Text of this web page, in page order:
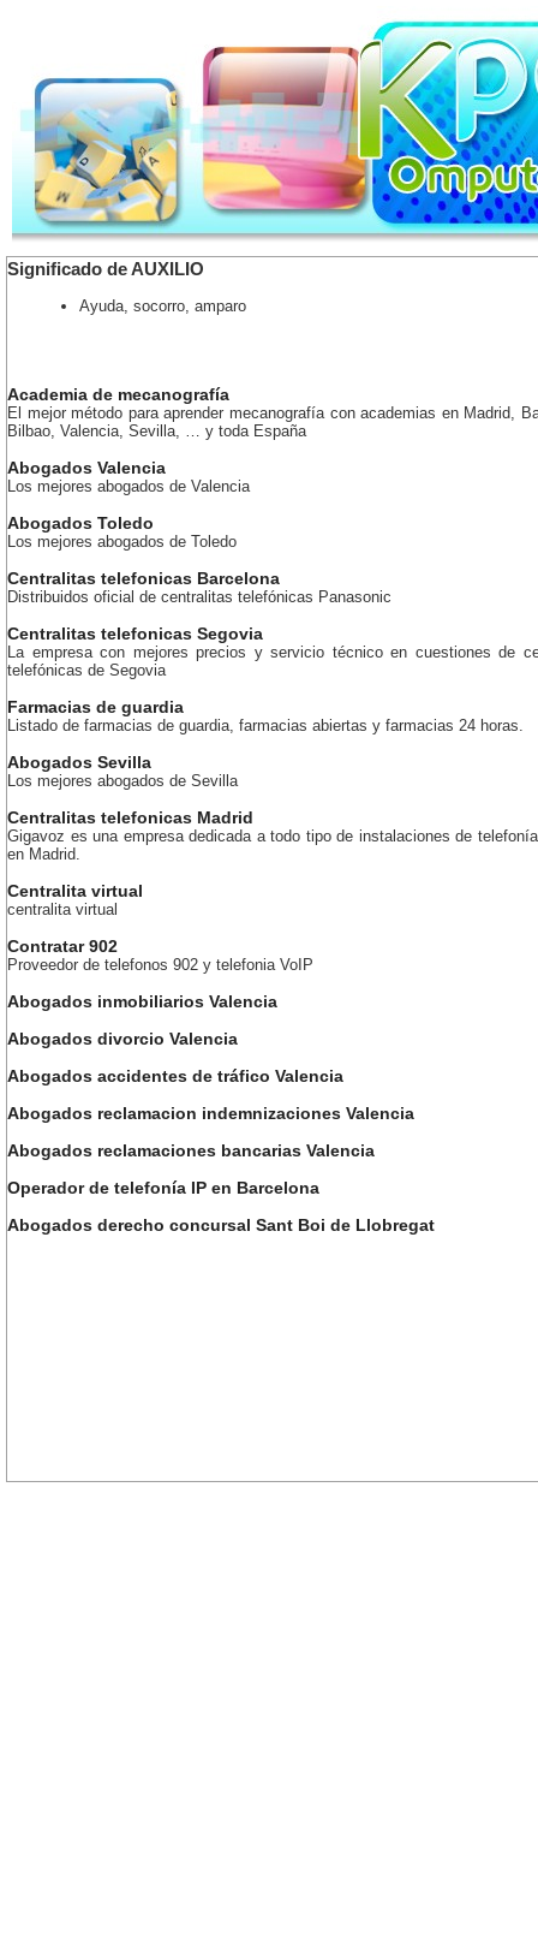
Significado de AUXILIO
Ayuda, socorro, amparo
Academia de mecanografía
El mejor método para aprender mecanografía con academias en Madrid,
Bilbao, Valencia, Sevilla, … y toda España
Abogados Valencia
Los mejores abogados de Valencia
Abogados Toledo
Los mejores abogados de Toledo
Centralitas telefonicas Barcelona
Distribuidos oficial de centralitas telefónicas Panasonic
Centralitas telefonicas Segovia
La empresa con mejores precios y servicio técnico en cuestiones de
telefónicas de Segovia
Farmacias de guardia
Listado de farmacias de guardia, farmacias abiertas y farmacias 24 horas.
Abogados Sevilla
Los mejores abogados de Sevilla
Centralitas telefonicas Madrid
Gigavoz es una empresa dedicada a todo tipo de instalaciones de
en Madrid.
Centralita virtual
centralita virtual
Contratar 902
Proveedor de telefonos 902 y telefonia VoIP
Abogados inmobiliarios Valencia
Abogados divorcio Valencia
Abogados accidentes de tráfico Valencia
Abogados reclamacion indemnizaciones Valencia
Abogados reclamaciones bancarias Valencia
Operador de telefonía IP en Barcelona
Abogados derecho concursal Sant Boi de Llobregat